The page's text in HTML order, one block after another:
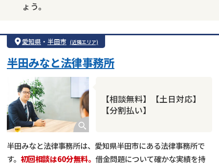
ょう。
愛知県 ・ 半田市 (近隣エリア)
【相談無料】【土日対応】
【分割払い】
半田みなと法律事務所
半田みなと法律事務所は、愛知県半田市にある法律事務所で
す。 初回相談は60分無料。 借金問題について確かな実績を持